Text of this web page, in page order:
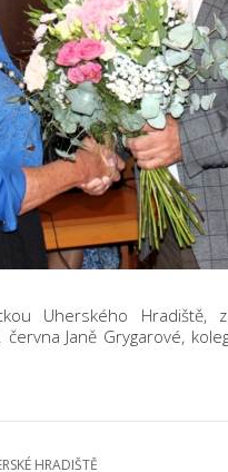
Uherského Hradiště,
Janě Grygarové,
HRADIŠTĚ